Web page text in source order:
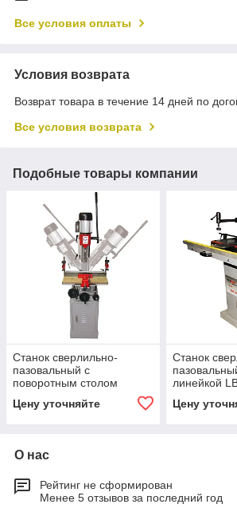
Все условия оплаты
Условия возврата
Возврат товара в течение 14 дней по
Все условия возврата
Подобные товары компании
Станок сверлильно-
пазовальный с
поворотным столом
Цену уточняйте
Станок
линейкой
Цену
О нас
Рейтинг не сформирован
Менее 5 отзывов за последний год